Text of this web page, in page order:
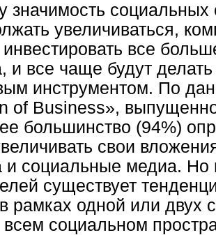
значимость социальных
увеличиваться,
все
и все чаще будут
инструментом. По
of Business»,
большинство (94%)
свои
и социальные медиа. Но
существует
рамках одной или двух
всем социальном